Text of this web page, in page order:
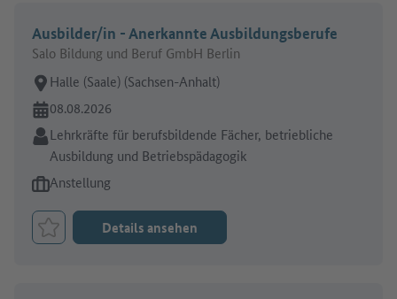
Ausbilder/in - Anerkannte Ausbildungsberufe
Salo Bildung und Beruf GmbH Berlin
Arbeitsort:
Halle (Saale) (Sachsen-Anhalt)
Online seit:
08.08.2026
Branche:
Lehrkräfte für berufsbildende Fächer, betriebliche
Ausbildung und Betriebspädagogik
Art des Jobangebots:
Anstellung
Job merken
Details ansehen